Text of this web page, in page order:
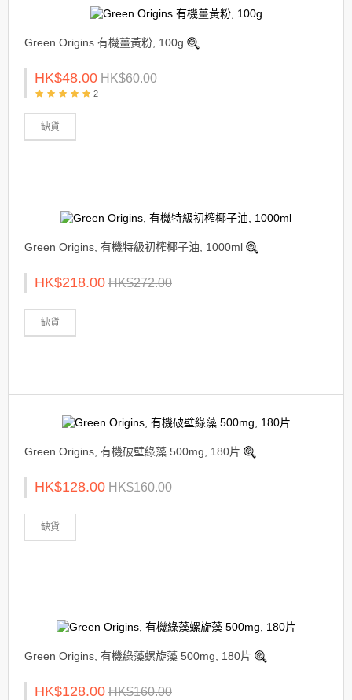
Green Origins 有機薑黃粉, 100g
HK$48.00 HK$60.00
2
缺貨
Green Origins, 有機特級初榨椰子油, 1000ml
HK$218.00 HK$272.00
缺貨
Green Origins, 有機破壁綠藻 500mg, 180片
HK$128.00 HK$160.00
缺貨
Green Origins, 有機綠藻螺旋藻 500mg, 180片
HK$128.00 HK$160.00